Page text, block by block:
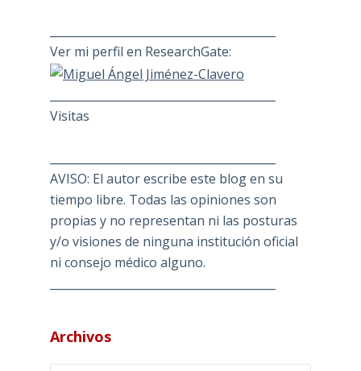
Ver mi perfil en ResearchGate:
Visitas
AVISO: El autor escribe este blog en su
tiempo libre. Todas las opiniones son
propias y no representan ni las posturas
y/o visiones de ninguna institución oficial
ni consejo médico alguno.
Archivos